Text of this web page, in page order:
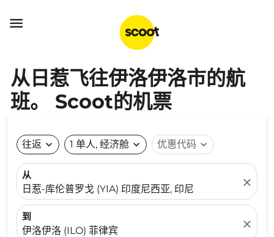

从日惹飞往伊洛伊洛市的航
班。 Scoot的机票
往返 expand_more 1 单人, 经济舱 expand_more 优惠代码 expand_more
从
日惹-库伦普罗戈 (YIA) 印度尼西亚, 印尼
close
到
伊洛伊洛 (ILO) 菲律宾
close